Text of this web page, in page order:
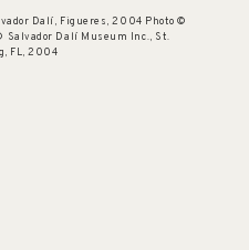
Dalí, Figueres, 2004 Photo ©
Salvador Dalí Museum Inc., St.
FL, 2004